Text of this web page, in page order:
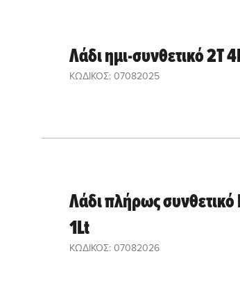
Λάδι ημι-συνθετικό 2T
ΚΩΔΙΚΟΣ: 07082025
Λάδι πλήρως
1Lt
ΚΩΔΙΚΟΣ: 07082026